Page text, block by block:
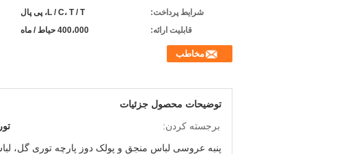
شرایط پرداخت:
L / C، T / T، پی پال
قابلیت ارائه:
400،000 حیاط / ماه
مخاطب
توضیحات محصول جزئیات
برجسته کردن:
پنبه عروسی لباس منجق و پولک دوز پارچه توری گل،